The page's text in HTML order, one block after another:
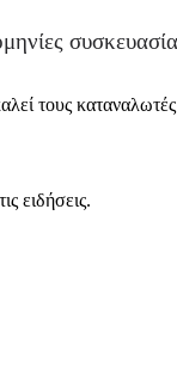
τους
ειδήσεις.